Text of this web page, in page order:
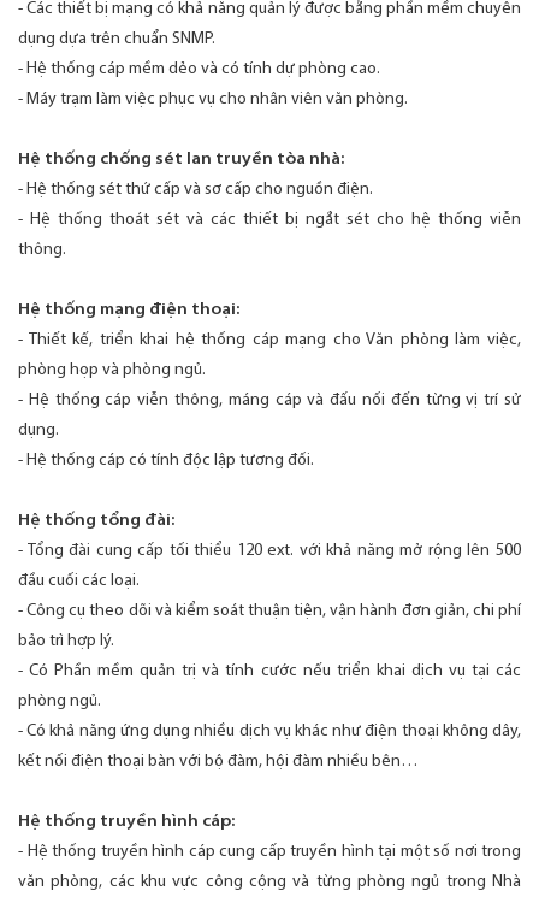
- Các thiết bị mạng có khả năng quản lý được bằng phần mềm chuyên
dụng dựa trên chuẩn SNMP.
- Hệ thống cáp mềm dẻo và có tính dự phòng cao.
- Máy trạm làm việc phục vụ cho nhân viên văn phòng.
Hệ thống chống sét lan truyền tòa nhà:
- Hệ thống sét thứ cấp và sơ cấp cho nguồn điện.
- Hệ thống thoát sét và các thiết bị ngắt sét cho hệ thống viễn
thông.
Hệ thống mạng điện thoại:
- Thiết kế, triển khai hệ thống cáp mạng cho Văn phòng làm việc,
phòng họp và phòng ngủ.
- Hệ thống cáp viễn thông, máng cáp và đấu nối đến từng vị trí sử
dụng.
- Hệ thống cáp có tính độc lập tương đối.
Hệ thống tổng đài:
- Tổng đài cung cấp tối thiểu 120 ext. với khả năng mở rộng lên 500
đầu cuối các loại.
- Công cụ theo dõi và kiểm soát thuận tiện, vận hành đơn giản, chi phí
bảo trì hợp lý.
- Có Phần mềm quản trị và tính cước nếu triển khai dịch vụ tại các
phòng ngủ.
- Có khả năng ứng dụng nhiều dịch vụ khác như điện thoại không dây,
kết nối điện thoại bàn với bộ đàm, hội đàm nhiều bên…
Hệ thống truyền hình cáp:
- Hệ thống truyền hình cáp cung cấp truyền hình tại một số nơi trong
văn phòng, các khu vực công cộng và từng phòng ngủ trong Nhà